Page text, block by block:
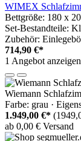
WIMEX
Bettgröße: 180 x
Set-Bestandteile:
Zubehör:
714,90 €*
1 Angebot anzeigen
Wiemann
Farbe: grau ·
1.949,00 €*
ab 0,00 € Versand